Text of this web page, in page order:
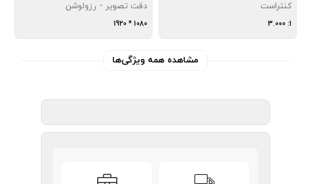
کنتراست
1: 3.000
دقت تصویر - رزولوشن
1080 * 1920
مشاهده همه ویژگی‌ها